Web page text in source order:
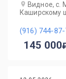
Видное, с.
Каширскому
(916) 744-87-
145 000